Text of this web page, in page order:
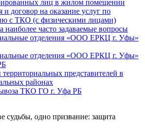
лиц в жилом помещении
и договор на оказание услуг по
с ТКО (с физическими лицами)
наиболее часто задаваемые вопросы
отделения «ООО ЕРКЦ г. Уфы»
отделения «ООО ЕРКЦ г. Уфы»
представителей в
районах
ТКО ГО г. Уфа РБ
судьбы, одно призвание: защита